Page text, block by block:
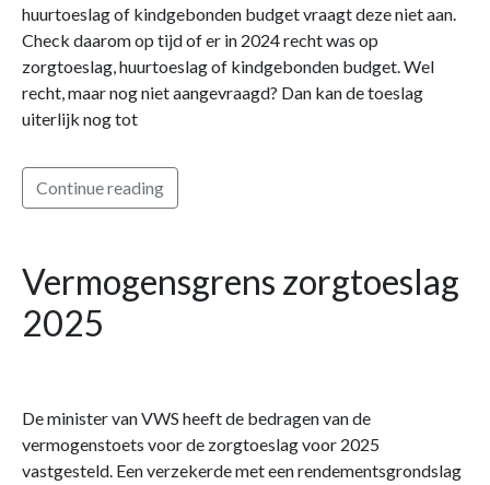
huurtoeslag of kindgebonden budget vraagt deze niet aan.
Check daarom op tijd of er in 2024 recht was op
zorgtoeslag, huurtoeslag of kindgebonden budget. Wel
recht, maar nog niet aangevraagd? Dan kan de toeslag
uiterlijk nog tot
Continue reading
Vermogensgrens zorgtoeslag
2025
De minister van VWS heeft de bedragen van de
vermogenstoets voor de zorgtoeslag voor 2025
vastgesteld. Een verzekerde met een rendementsgrondslag